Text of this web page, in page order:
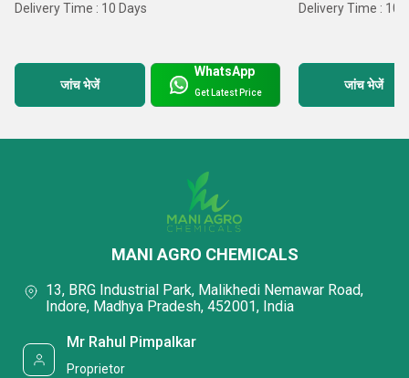
Delivery Time : 10 Days
जांच भेजें
WhatsApp
Get Latest Price
Delivery Time : 10
जांच भेजें
MANI AGRO CHEMICALS
13, BRG Industrial Park, Malikhedi Nemawar Road,
Indore, Madhya Pradesh, 452001, India
Mr Rahul Pimpalkar
Proprietor